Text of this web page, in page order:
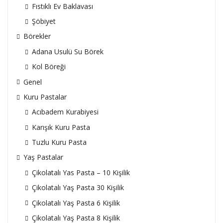
Fıstıklı Ev Baklavası
Şöbiyet
Börekler
Adana Usulü Su Börek
Kol Böreği
Genel
Kuru Pastalar
Acıbadem Kurabiyesi
Karışık Kuru Pasta
Tuzlu Kuru Pasta
Yaş Pastalar
Çikolatalı Yas Pasta – 10 Kişilik
Çikolatalı Yaş Pasta 30 Kişilik
Çikolatalı Yaş Pasta 6 Kişilik
Çikolatalı Yaş Pasta 8 Kişilik